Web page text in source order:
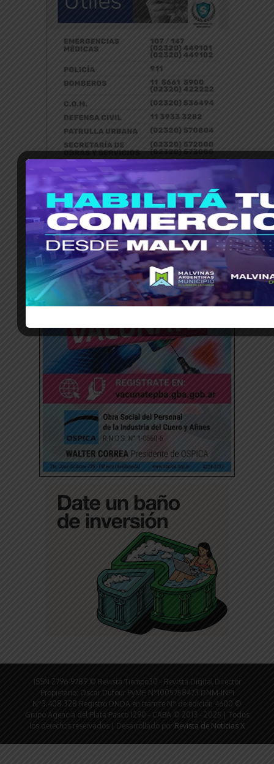
ISSN 2796-9789 © Revista Tiempo30 - Revista Digital Director
Propietario: Oscar Dufour PyME N°1005758473 DNM-INPI
N°3.408.328 Registro DNDA en trámite N° de edición 4600 ©
Grupo Agencia del Plata Pasco 1290 - CABA © 2013 - 2025 | Todos
los derechos reservados | Desarrollado por Revista de Noticias X